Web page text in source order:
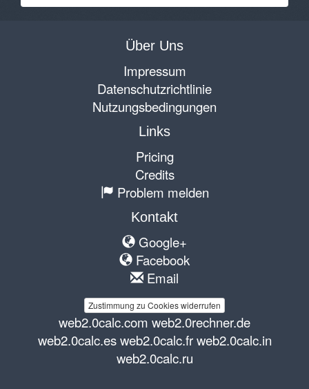
Über Uns
Impressum
Datenschutzrichtlinie
Nutzungsbedingungen
Links
Pricing
Credits
Problem melden
Kontakt
Google+
Facebook
Email
Zustimmung zu Cookies widerrufen
web2.0calc.com web2.0rechner.de
web2.0calc.es web2.0calc.fr web2.0calc.in
web2.0calc.ru